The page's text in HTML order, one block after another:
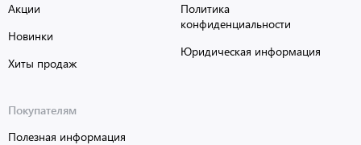
Акции
Новинки
Хиты продаж
Политика
конфиденциальности
Юридическая информация
Покупателям
Полезная информация